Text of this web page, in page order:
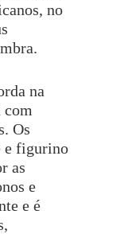
no
na
com
Os
e figurino
as
e
e é